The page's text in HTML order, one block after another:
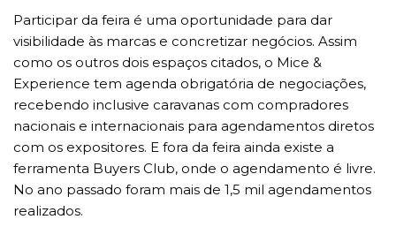
Participar da feira é uma oportunidade para dar
visibilidade às marcas e concretizar negócios. Assim
como os outros dois espaços citados, o Mice &
Experience tem agenda obrigatória de negociações,
recebendo inclusive caravanas com compradores
nacionais e internacionais para agendamentos diretos
com os expositores. E fora da feira ainda existe a
ferramenta Buyers Club, onde o agendamento é livre.
No ano passado foram mais de 1,5 mil agendamentos
realizados.